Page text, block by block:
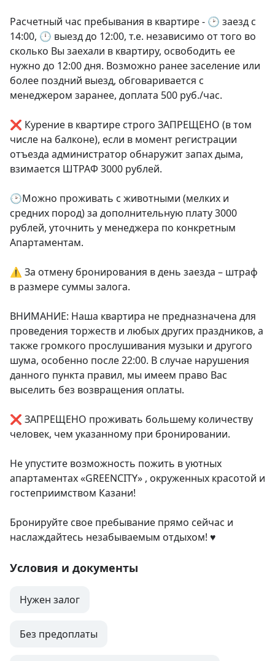
Расчетный час пребывания в квартире - 🕑 заезд с
14:00, 🕛 выезд до 12:00, т.е. независимо от того во
сколько Вы заехали в квартиру, освободить ее
нужно до 12:00 дня. Возможно ранее заселение или
более поздний выезд, обговаривается с
менеджером заранее, доплата 500 руб./час.
❌ Курение в квартире строго ЗАПРЕЩЕНО (в том
числе на балконе), если в момент регистрации
отъезда администратор обнаружит запах дыма,
взимается ШТРАФ 3000 рублей.
🕑Можно проживать с животными (мелких и
средних пород) за дополнительную плату 3000
рублей, уточнить у менеджера по конкретным
Апартаментам.
⚠️ За отмену бронирования в день заезда – штраф
в размере суммы залога.
ВНИМАНИЕ: Наша квартира не предназначена для
проведения торжеств и любых других праздников, а
также громкого прослушивания музыки и другого
шума, особенно после 22:00. В случае нарушения
данного пункта правил, мы имеем право Вас
выселить без возвращения оплаты.
❌ ЗАПРЕЩЕНО проживать большему количеству
человек, чем указанному при бронировании.
Не упустите возможность пожить в уютных
апартаментах «GREENCITY» , окруженных красотой и
гостеприимством Казани!
Бронируйте свое пребывание прямо сейчас и
наслаждайтесь незабываемым отдыхом! ♥️
Условия и документы
Нужен залог
Без предоплаты